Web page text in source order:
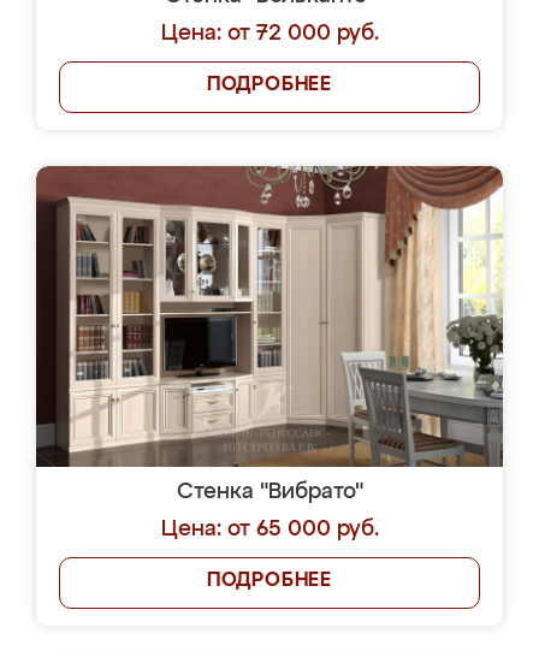
Цена: от 72 000 руб.
ПОДРОБНЕЕ
Стенка "Вибрато"
Цена: от 65 000 руб.
ПОДРОБНЕЕ